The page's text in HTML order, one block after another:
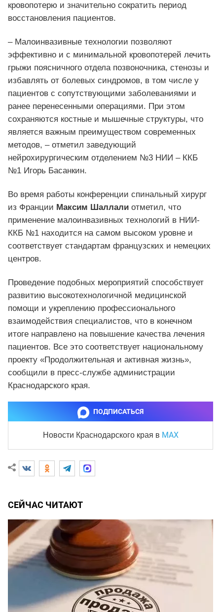
кровопотерю и значительно сократить период
восстановления пациентов.
– Малоинвазивные технологии позволяют
эффективно и с минимальной кровопотерей лечить
грыжи поясничного отдела позвоночника, стенозы и
избавлять от болевых синдромов, в том числе у
пациентов с сопутствующими заболеваниями и
ранее перенесенными операциями. При этом
сохраняются костные и мышечные структуры, что
является важным преимуществом современных
методов, – отметил заведующий
нейрохирургическим отделением №3 НИИ – ККБ
№1 Игорь Басанкин.
Во время работы конференции спинальный хирург
из Франции Максим Шаллали отметил, что
применение малоинвазивных технологий в НИИ-
ККБ №1 находится на самом высоком уровне и
соответствует стандартам французских и немецких
центров.
Проведение подобных мероприятий способствует
развитию высокотехнологичной медицинской
помощи и укреплению профессионального
взаимодействия специалистов, что в конечном
итоге направлено на повышение качества лечения
пациентов. Все это соответствует национальному
проекту «Продолжительная и активная жизнь»,
сообщили в пресс-службе администрации
Краснодарского края.
ПОДПИСАТЬСЯ
Новости Краснодарского края в MAX
СЕЙЧАС ЧИТАЮТ